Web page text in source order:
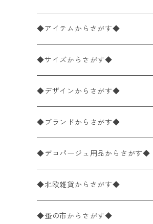
◆アイテムからさがす◆
ペーパーナプキン2枚バラ売り
ペーパーナプキン1枚バラ売り
ペーパーナプキン20枚入りパック
ペーパーナプキン10枚入りパック
ライスペーパー
ペーパーリネンナプキン
◆サイズからさがす◆
33×33cm（ランチサイズ）
バラ売り
パック売り
25×25cm（カクテルサイズ）
バラ売り
パック売り
40×40cm（ディナーサイズ）
バラ売り
パック売り
21×21cm（ポケットサイズ）
バラ売り
33cm（ラウンド）
◆デザインからさがす◆
花柄
植物・グリーン柄
動物・鳥・昆虫・蝶柄
海・魚柄
◆ブランドからさがす◆
ドイツ製 IHR/イア
ランチサイズ
カクテルサイズ
ドイツ製 Ambiente/アンビエンテ
ランチサイズ
ドイツ製 Paperproducts Design
◆デコパージュ用品からさがす◆
デコパージュ液
デコパージュ下地
◆北欧雑貨からさがす◆
シリコンモールド
◆蚤の市からさがす◆